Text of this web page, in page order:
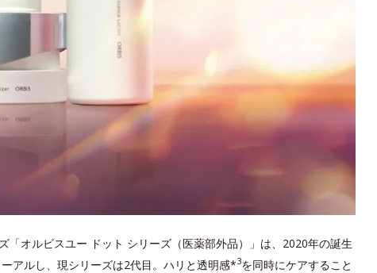
「オルビスユー ドット シリーズ（医薬部外品）」は、2020年の誕生
アルし、現シリーズは2代目。ハリと透明感*3を同時にケアすること